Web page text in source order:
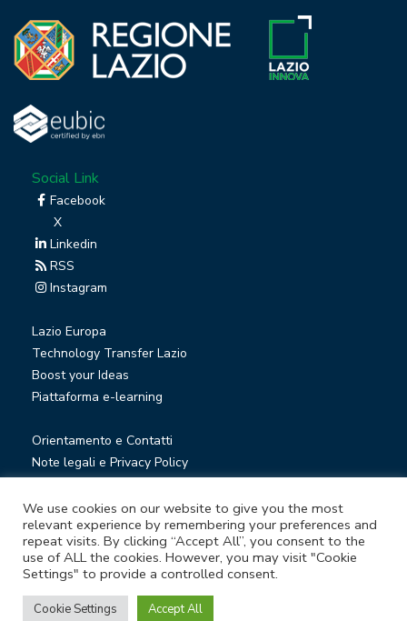
Social Link
Facebook
X
Linkedin
RSS
Instagram
Lazio Europa
Technology Transfer Lazio
Boost your Ideas
Piattaforma e-learning
Orientamento e Contatti
Note legali e Privacy Policy
Società trasparente
Whistleblowing
© Lazio Innova S.p.A. società soggetta a direzione e
coordinamento della Regione Lazio
We use cookies on our website to give you the most
relevant experience by remembering your preferences and
repeat visits. By clicking “Accept All”, you consent to the
use of ALL the cookies. However, you may visit "Cookie
Settings" to provide a controlled consent.
Cookie Settings Accept All